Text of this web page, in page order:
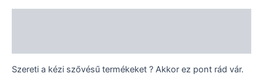
Szereti a kézi szővésű termékeket ? Akkor ez pont rád vár.